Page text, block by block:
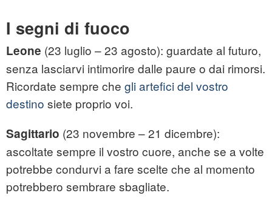
I segni di fuoco
Leone (23 luglio – 23 agosto): guardate al futuro,
senza lasciarvi intimorire dalle paure o dai rimorsi.
Ricordate sempre che gli artefici del vostro
destino siete proprio voi.
Sagittario (23 novembre – 21 dicembre):
ascoltate sempre il vostro cuore, anche se a volte
potrebbe condurvi a fare scelte che al momento
potrebbero sembrare sbagliate.